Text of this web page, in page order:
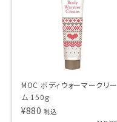
MOC ボディウォーマークリー
ム 150g
¥880 税込